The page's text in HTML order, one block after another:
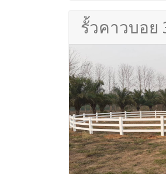
รั้วคาวบอย